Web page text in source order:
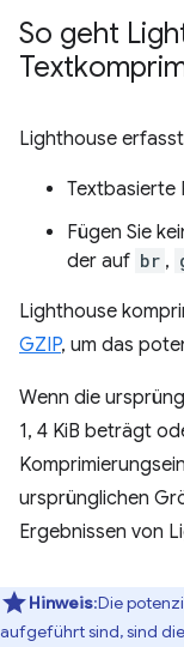
So geht
Lighthouse
Textbasierte
Fügen Sie
der auf br ,
Lighthouse
GZIP, um das
Wenn die
1, 4 KiB beträgt
ursprünglichen
Ergebnissen von
Hinweis:Die
aufgeführt sind, sind